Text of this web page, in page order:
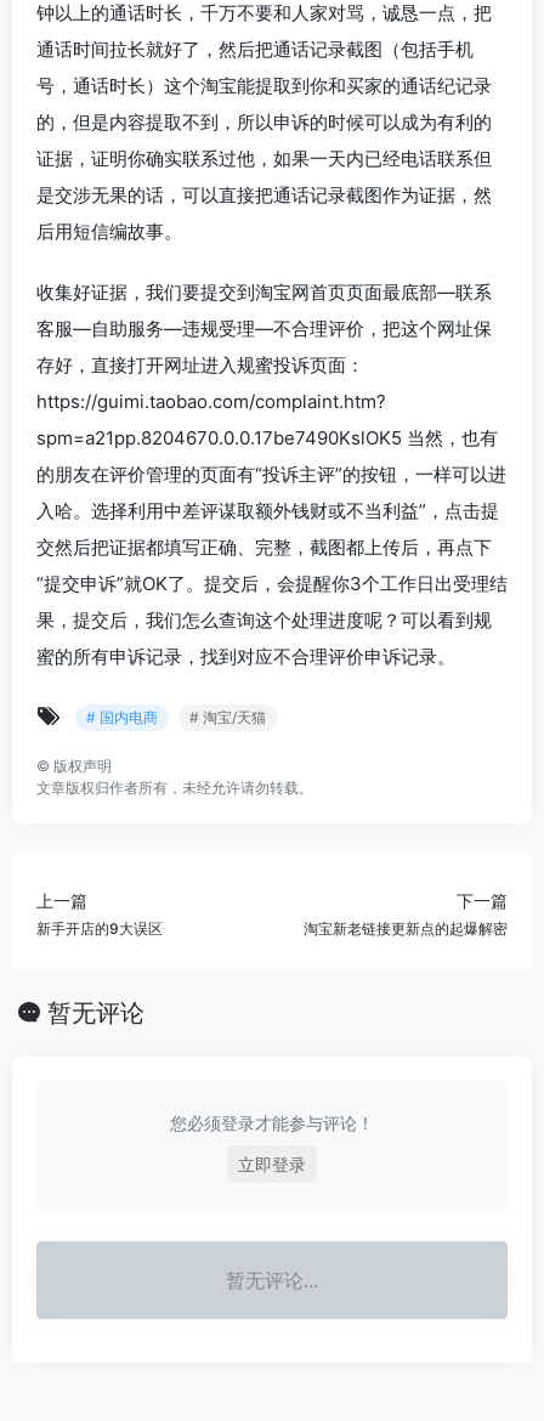
钟以上的通话时长，千万不要和人家对骂，诚恳一点，把
通话时间拉长就好了，然后把通话记录截图（包括手机
号，通话时长）这个淘宝能提取到你和买家的通话纪记录
的，但是内容提取不到，所以申诉的时候可以成为有利的
证据，证明你确实联系过他，如果一天内已经电话联系但
是交涉无果的话，可以直接把通话记录截图作为证据，然
后用短信编故事。
收集好证据，我们要提交到淘宝网首页页面最底部—联系
客服—自助服务—违规受理—不合理评价，把这个网址保
存好，直接打开网址进入规蜜投诉页面：
https://guimi.taobao.com/complaint.htm?
spm=a21pp.8204670.0.0.17be7490KslOK5 当然，也有
的朋友在评价管理的页面有“投诉主评”的按钮，一样可以进
入哈。选择利用中差评谋取额外钱财或不当利益”，点击提
交然后把证据都填写正确、完整，截图都上传后，再点下
“提交申诉”就OK了。提交后，会提醒你3个工作日出受理结
果，提交后，我们怎么查询这个处理进度呢？可以看到规
蜜的所有申诉记录，找到对应不合理评价申诉记录。
# 国内电商 # 淘宝/天猫
© 版权声明
文章版权归作者所有，未经允许请勿转载。
上一篇
新手开店的9大误区
下一篇
淘宝新老链接更新点的起爆解密
暂无评论
您必须登录才能参与评论！
立即登录
暂无评论...